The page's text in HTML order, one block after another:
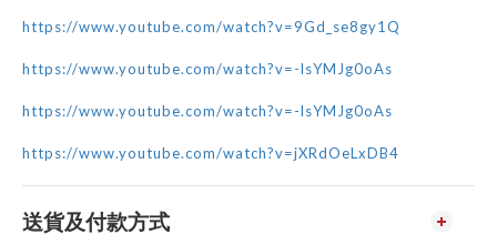
https://www.youtube.com/watch?v=9Gd_se8gy1Q
https://www.youtube.com/watch?v=-lsYMJg0oAs
https://www.youtube.com/watch?v=-lsYMJg0oAs
https://www.youtube.com/watch?v=jXRdOeLxDB4
送貨及付款方式